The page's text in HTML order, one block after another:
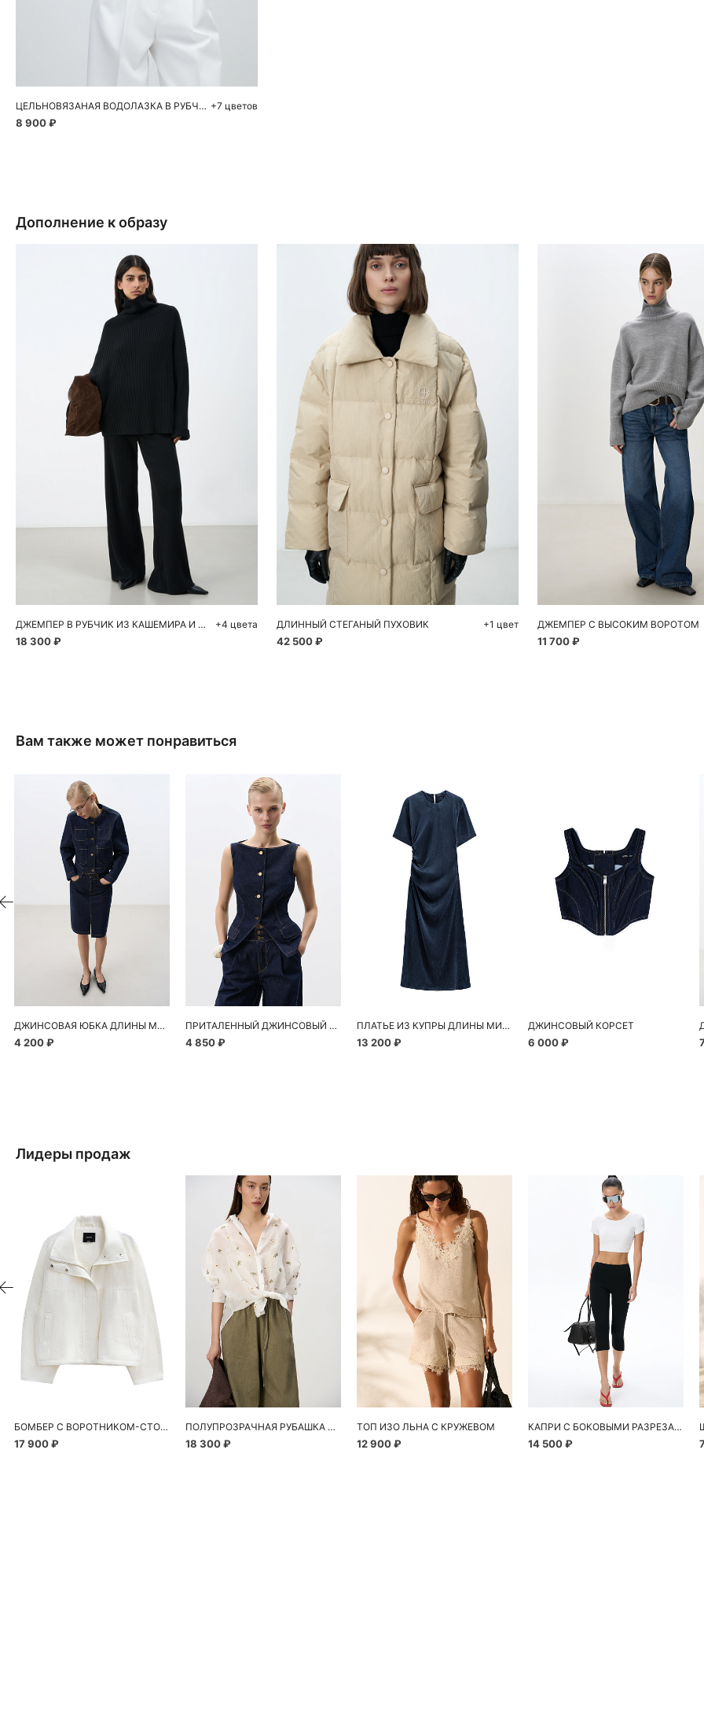
L
ЦЕЛЬНОВЯЗАНАЯ ВОДОЛАЗКА В РУБЧИК
8 900 ₽
+7 цветов
Дополнение к образу
Добавить в корзину
ДЖЕМПЕР В РУБЧИК ИЗ КАШЕМИРА И ШЕРСТИ
18 300 ₽
+4 цвета
Добавить в корзину
M L
ДЛИННЫЙ СТЕГАНЫЙ ПУХОВИК
42 500 ₽
+1 цвет
Добавить в
M
ДЖЕМПЕР С ВЫСОКИМ ВОРОТОМ
11 700 ₽
Вам также может понравиться
ДЖИНСОВАЯ ЮБКА ДЛИНЫ МИДИ
4 200 ₽
ПРИТАЛЕННЫЙ ДЖИНСОВЫЙ ЖИЛЕТ
4 850 ₽
ПЛАТЬЕ ИЗ КУПРЫ ДЛИНЫ МИДИ
13 200 ₽
ДЖИНСОВЫЙ КОРСЕТ
6 000 ₽
Лидеры продаж
БОМБЕР С ВОРОТНИКОМ-СТОЙКОЙ
17 900 ₽
ПОЛУПРОЗРАЧНАЯ РУБАШКА С РОМАШКАМИ
18 300 ₽
ТОП ИЗО ЛЬНА С КРУЖЕВОМ
12 900 ₽
КАПРИ С БОКОВЫМИ РАЗРЕЗАМИ
14 500 ₽